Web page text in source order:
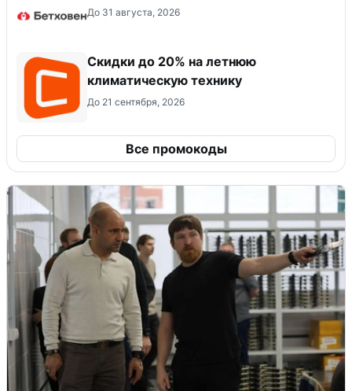
До 31 августа, 2026
Скидки до 20% на летнюю
климатическую технику
До 21 сентября, 2026
Все промокоды